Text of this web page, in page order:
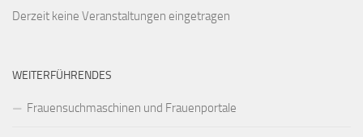
Derzeit keine Veranstaltungen eingetragen
WEITERFÜHRENDES
Frauensuchmaschinen und Frauenportale